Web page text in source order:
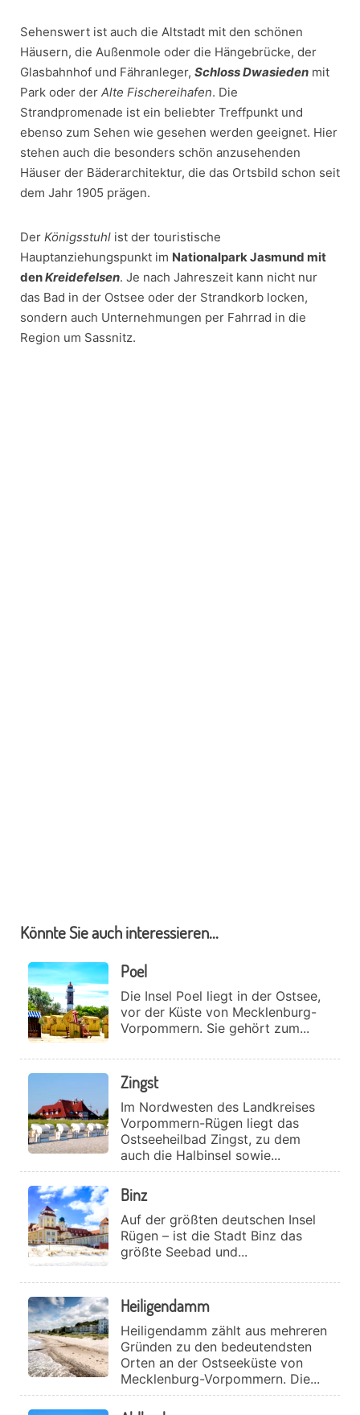
Sehenswert ist auch die Altstadt mit den schönen
Häusern, die Außenmole oder die Hängebrücke, der
Glasbahnhof und Fähranleger, Schloss Dwasieden mit
Park oder der Alte Fischereihafen. Die
Strandpromenade ist ein beliebter Treffpunkt und
ebenso zum Sehen wie gesehen werden geeignet. Hier
stehen auch die besonders schön anzusehenden
Häuser der Bäderarchitektur, die das Ortsbild schon seit
dem Jahr 1905 prägen.
Der Königsstuhl ist der touristische
Hauptanziehungspunkt im Nationalpark Jasmund mit
denKreidefelsen. Je nach Jahreszeit kann nicht nur
das Bad in der Ostsee oder der Strandkorb locken,
sondern auch Unternehmungen per Fahrrad in die
Region um Sassnitz.
Könnte Sie auch interessieren...
Poel
Die Insel Poel liegt in der Ostsee,
vor der Küste von Mecklenburg-
Vorpommern. Sie gehört zum...
Zingst
Im Nordwesten des Landkreises
Vorpommern-Rügen liegt das
Ostseeheilbad Zingst, zu dem
auch die Halbinsel sowie...
Binz
Auf der größten deutschen Insel
Rügen – ist die Stadt Binz das
größte Seebad und...
Heiligendamm
Heiligendamm zählt aus mehreren
Gründen zu den bedeutendsten
Orten an der Ostseeküste von
Mecklenburg-Vorpommern. Die...